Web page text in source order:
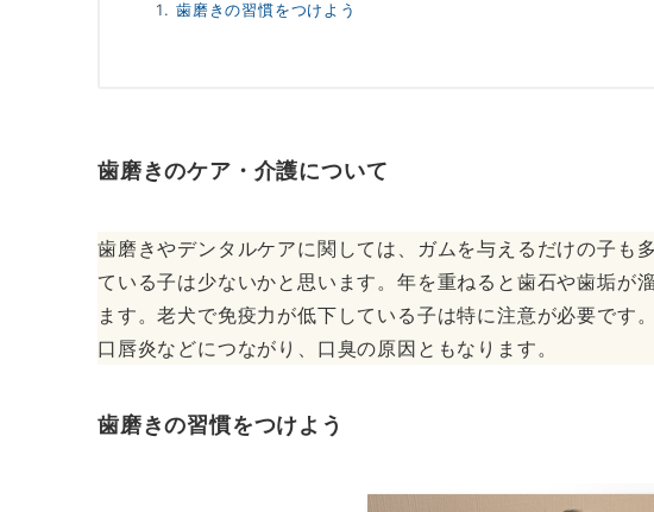
歯磨きの習慣をつけよう
歯磨きのケア・介護について
歯磨きやデンタルケアに関しては、ガムを与えるだけの子も
ている子は少ないかと思います。年を重ねると歯石や歯垢が
ます。老犬で免疫力が低下している子は特に注意が必要です
口唇炎などにつながり、口臭の原因ともなります。
歯磨きの習慣をつけよう